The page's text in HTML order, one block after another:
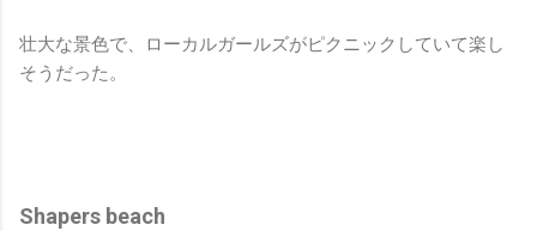
壮大な景色で、ローカルガールズがピクニックしていて楽し
そうだった。
Shapers beach